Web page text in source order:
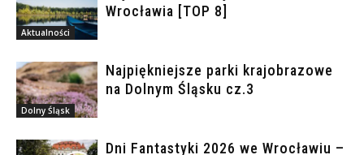
Aktualności
Wrocławia [TOP 8]
Dolny Śląsk
Najpiękniejsze parki krajobrazowe
na Dolnym Śląsku cz.3
Dni Fantastyki 2026 we Wrocławiu –